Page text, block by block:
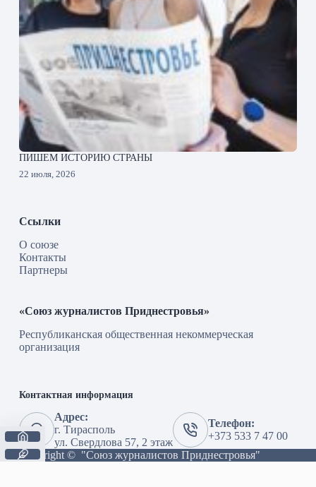
ПИШЕМ ИСТОРИЮ СТРАНЫ
22 июля, 2026
Ссылки
О союзе
Контакты
Партнеры
«Союз журналистов Приднестровья»
Республиканская общественная некоммерческая
организация
Контактная информация
Адрес:
г. Тирасполь
ул. Свердлова 57, 2 этаж
Телефон:
+373 533 7 47 00
Copyright © "Союз журналистов Приднестровья"